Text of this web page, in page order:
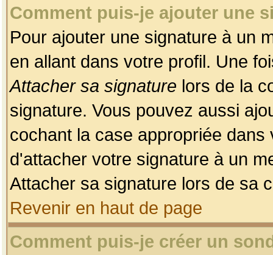
Comment puis-je ajouter une
Pour ajouter une signature à un
en allant dans votre profil. Une
Attacher sa signature lors de la
signature. Vous pouvez aussi
cochant la case appropriée
d'attacher votre signature à un
Attacher sa signature lors de sa
Revenir en haut de page
Comment puis-je créer un